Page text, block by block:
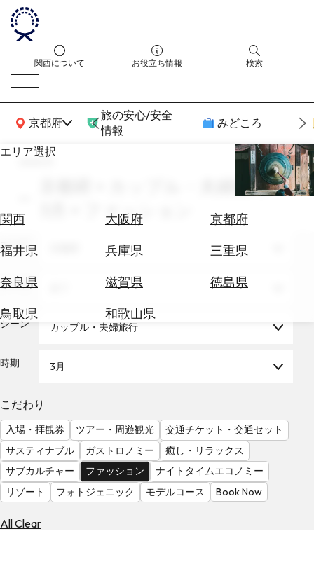
関西について お役立ち情報 検索
京都府
関西広域MAP
旅の安心/安全
情報
みどころ
エリア選択
関西 大阪府
京都府
福井県
兵庫県
三重県
奈良県
滋賀県
徳島県
鳥取県
和歌山県
エ
券
テ
を
る
気
を
見
る
search
京都府 × カップル・夫婦旅行 ×
3月 × ファッション
エリア
テーマ
シーン カップル・夫婦旅行
時期 3月
こだわり
入場・拝観券 ツアー・周遊観光
交通チケット・交通セット
サスティナブル
ガストロノミー
癒し・リラックス
サブカルチャー
ファッション
ナイトタイムエコノミー
リゾート
フォトジェニック モデルコース Book Now
All Clear